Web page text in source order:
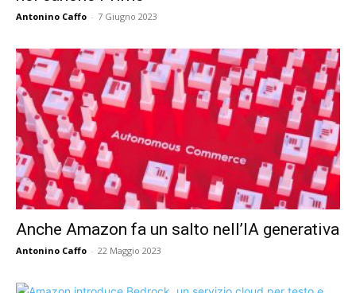
Antonino Caffo - 7 Giugno 2023
Anche Amazon fa un salto nell’IA generativa
Antonino Caffo - 22 Maggio 2023